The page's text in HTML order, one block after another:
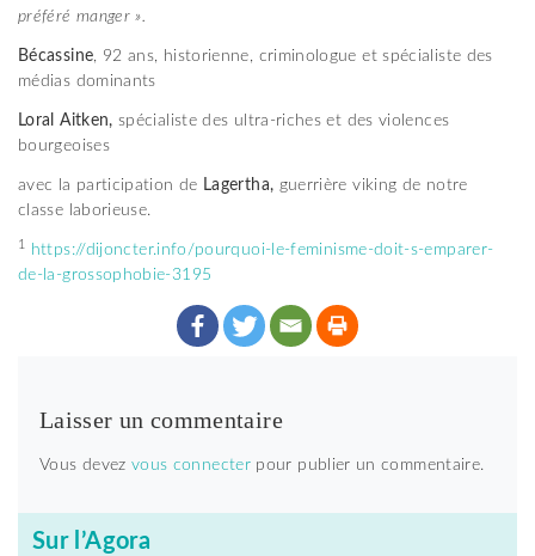
préféré manger ».
Bécassine , 92 ans, historienne, criminologue et spécialiste des
médias dominants
Loral Aitken, spécialiste des ultra-riches et des violences
bourgeoises
avec la participation de Lagertha, guerrière viking de notre
classe laborieuse.
1
https://dijoncter.info/pourquoi-le-feminisme-doit-s-emparer-
de-la-grossophobie-3195
Laisser un commentaire
Vous devez vous connecter pour publier un commentaire.
Sur l’Agora